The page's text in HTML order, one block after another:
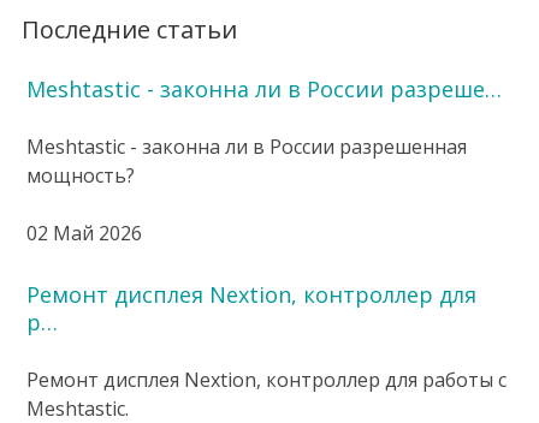
Последние статьи
Meshtastic - законна ли в России разреше…
Meshtastic - законна ли в России разрешенная
мощность?
02 Май 2026
Ремонт дисплея Nextion, контроллер для
р…
Ремонт дисплея Nextion, контроллер для работы с
Meshtastic.